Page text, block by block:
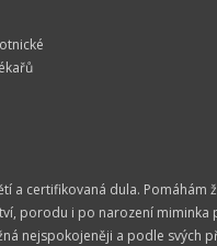
a certifikovaná dula. Pomáhám
porodu i po narození miminka
nejspokojeněji a podle svých